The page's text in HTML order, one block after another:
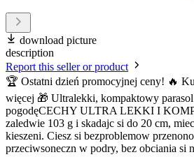
download picture
description
Report this seller or product
🏆 Ostatni dzień promocyjnej ceny! 🔥
więcej 🎁 Ultralekki, kompaktowy parasol
pogodęCECHY ULTRA LEKKI I
zaledwie 103 g i skadajc si do 20 cm,
kieszeni. Ciesz si bezproblemow
przeciwsoneczn w podry, bez obciania si